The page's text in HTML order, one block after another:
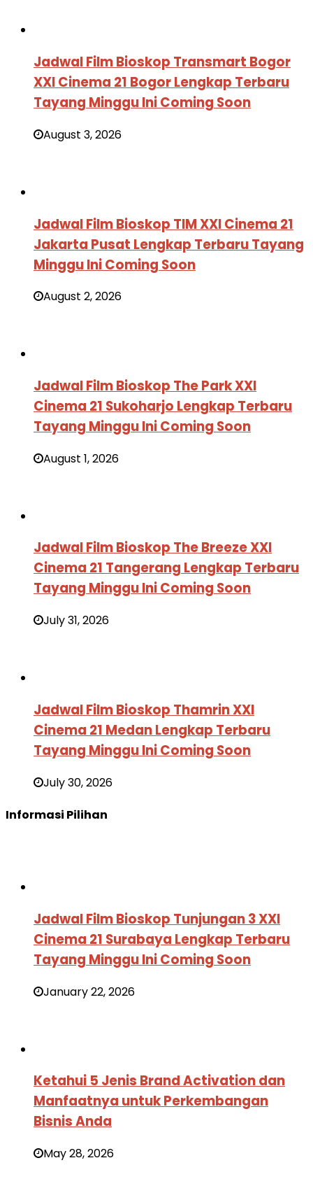
Jadwal Film Bioskop Transmart Bogor
XXI Cinema 21 Bogor Lengkap Terbaru
Tayang Minggu Ini Coming Soon
August 3, 2026
Jadwal Film Bioskop TIM XXI Cinema 21
Jakarta Pusat Lengkap Terbaru Tayang
Minggu Ini Coming Soon
August 2, 2026
Jadwal Film Bioskop The Park XXI
Cinema 21 Sukoharjo Lengkap Terbaru
Tayang Minggu Ini Coming Soon
August 1, 2026
Jadwal Film Bioskop The Breeze XXI
Cinema 21 Tangerang Lengkap Terbaru
Tayang Minggu Ini Coming Soon
July 31, 2026
Jadwal Film Bioskop Thamrin XXI
Cinema 21 Medan Lengkap Terbaru
Tayang Minggu Ini Coming Soon
July 30, 2026
Informasi Pilihan
Jadwal Film Bioskop Tunjungan 3 XXI
Cinema 21 Surabaya Lengkap Terbaru
Tayang Minggu Ini Coming Soon
January 22, 2026
Ketahui 5 Jenis Brand Activation dan
Manfaatnya untuk Perkembangan
Bisnis Anda
May 28, 2026